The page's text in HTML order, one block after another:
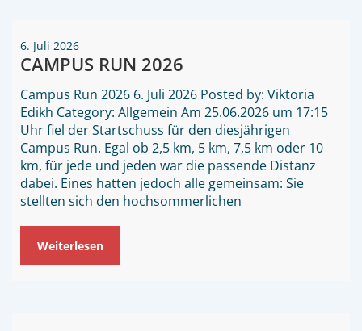
6. Juli 2026
CAMPUS RUN 2026
Campus Run 2026 6. Juli 2026 Posted by: Viktoria
Edikh Category: Allgemein Am 25.06.2026 um 17:15
Uhr fiel der Startschuss für den diesjährigen
Campus Run. Egal ob 2,5 km, 5 km, 7,5 km oder 10
km, für jede und jeden war die passende Distanz
dabei. Eines hatten jedoch alle gemeinsam: Sie
stellten sich den hochsommerlichen
Weiterlesen